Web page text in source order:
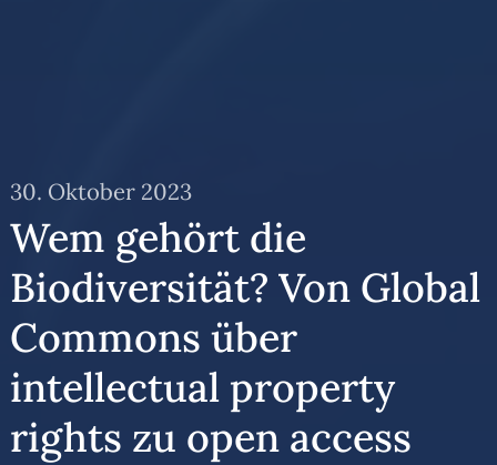
30. Oktober 2023
Wem gehört die
Biodiversität? Von Global
Commons über
intellectual property
rights zu open access